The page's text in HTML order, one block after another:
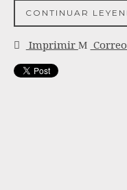
CONTINUAR
Imprimir